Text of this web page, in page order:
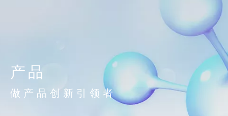
产品
做产品创新引领者